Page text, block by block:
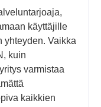
käyttäjille
yhteyden. Vaikka
kuin
varmistaa
kaikkien